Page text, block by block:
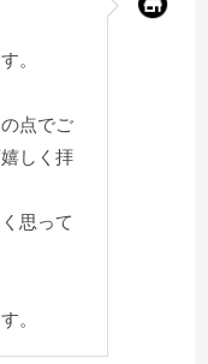
。
点でご
しく拝
思って
。